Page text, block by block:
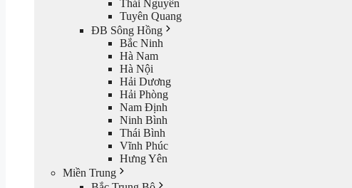
Thái Nguyên
Tuyên Quang
ĐB Sông Hồng
Bắc Ninh
Hà Nam
Hà Nội
Hải Dương
Hải Phòng
Nam Định
Ninh Bình
Thái Bình
Vĩnh Phúc
Hưng Yên
Miền Trung